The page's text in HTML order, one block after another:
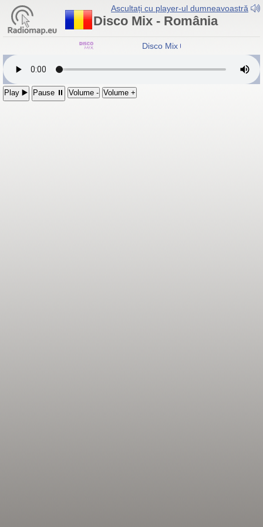
Ascultați cu player-ul dumneavoastră
Disco Mix - România
Disco Mix
Play ▶️ Pause ⏸ Volume - Volume +